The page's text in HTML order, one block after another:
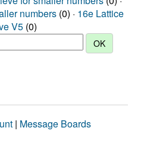
numbers (0) · 16e Lattice
V5 (0)
| Message Boards